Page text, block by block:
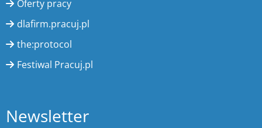
Oferty pracy
dlafirm.pracuj.pl
the:protocol
Festiwal Pracuj.pl
Newsletter